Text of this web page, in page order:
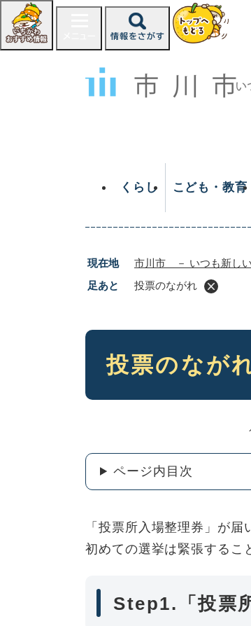
ジ
くらし こども・教育
現在地 市川市 － いつも新し
足あと
投票のながれ
本
投票のなが
ページ内目次
「投票所入場整理券」が
初めての選挙は緊張するこ
Step1.「投票